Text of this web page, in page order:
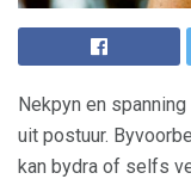
Nekpyn en
uit postuur.
kan bydra of selfs